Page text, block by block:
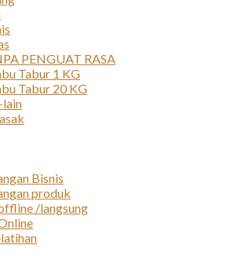
PENGUAT RASA
Tabur 1 KG
Tabur 20 KG
lain
Bisnis
produk
/langsung